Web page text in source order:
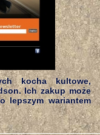
kocha kultowe,
Ich zakup może
lepszym wariantem